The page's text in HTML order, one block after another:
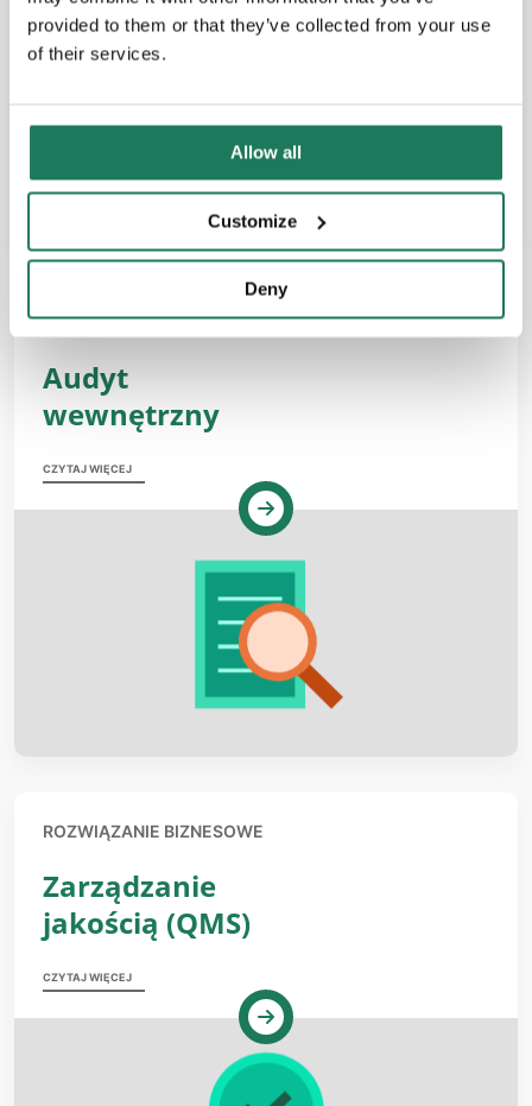
provided to them or that they’ve collected from your use
of their services.
Allow all
Customize
Deny
ROZWIĄZANIE BIZNESOWE
Audyt
wewnętrzny
CZYTAJ WIĘCEJ
ROZWIĄZANIE BIZNESOWE
Zarządzanie
jakością (QMS)
CZYTAJ WIĘCEJ